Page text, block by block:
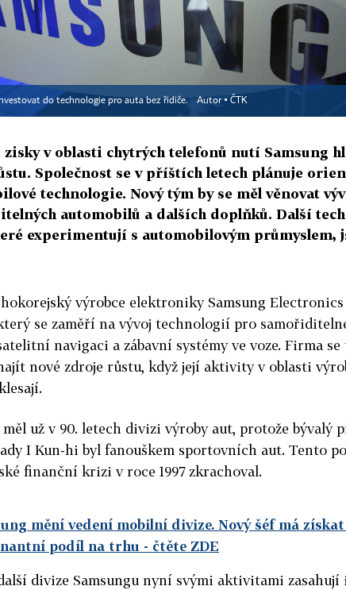
do technologie pro auta bez řidiče. Autor ▪ ČTK
v oblasti chytrých telefonů nutí Samsung
Společnost se v příštích letech plánuje
technologie. Nový tým by se měl věnovat
automobilů a dalších doplňků. Další
experimentují s automobilovým průmyslem,
výrobce elektroniky Samsung
se zaměří na vývoj technologií pro
navigaci a zábavní systémy ve voze. Firma se
nové zdroje růstu, když její aktivity v oblasti
měl už v 90. letech divizi výroby aut, protože bývalý
I Kun-hi byl fanouškem sportovních aut. Tento
finanční krizi v roce 1997 zkrachoval.
mění vedení mobilní divize. Nový šéf má
podíl na trhu - čtěte ZDE
divize Samsungu nyní svými aktivitami zasahují